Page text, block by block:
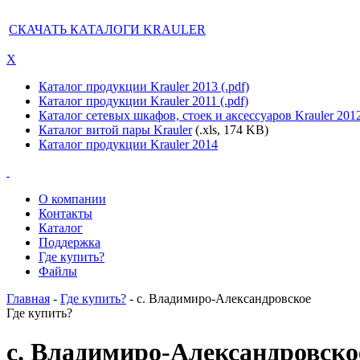
СКАЧАТЬ КАТАЛОГИ KRAULER
X
Каталог продукции Krauler 2013 (.pdf)
Каталог продукции Krauler 2011 (.pdf)
Каталог сетевых шкафов, стоек и аксессуаров Krauler
Каталог витой пары Krauler(.xls, 174 KB)
Каталог продукции Krauler 2014
О компании
Контакты
Каталог
Поддержка
Где купить?
Файлы
Главная - Где купить? - c. Владимиро-Александровское
Где купить?
c. Владимиро-